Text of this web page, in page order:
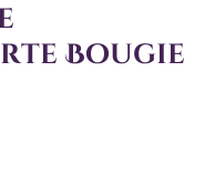
Bougie